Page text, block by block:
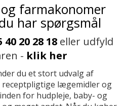
farmakonomer
har spørgsmål
40 20 28 18eller udfyld
- klik her
du et stort udvalg af
lægemidler og
for hudpleje, baby- og